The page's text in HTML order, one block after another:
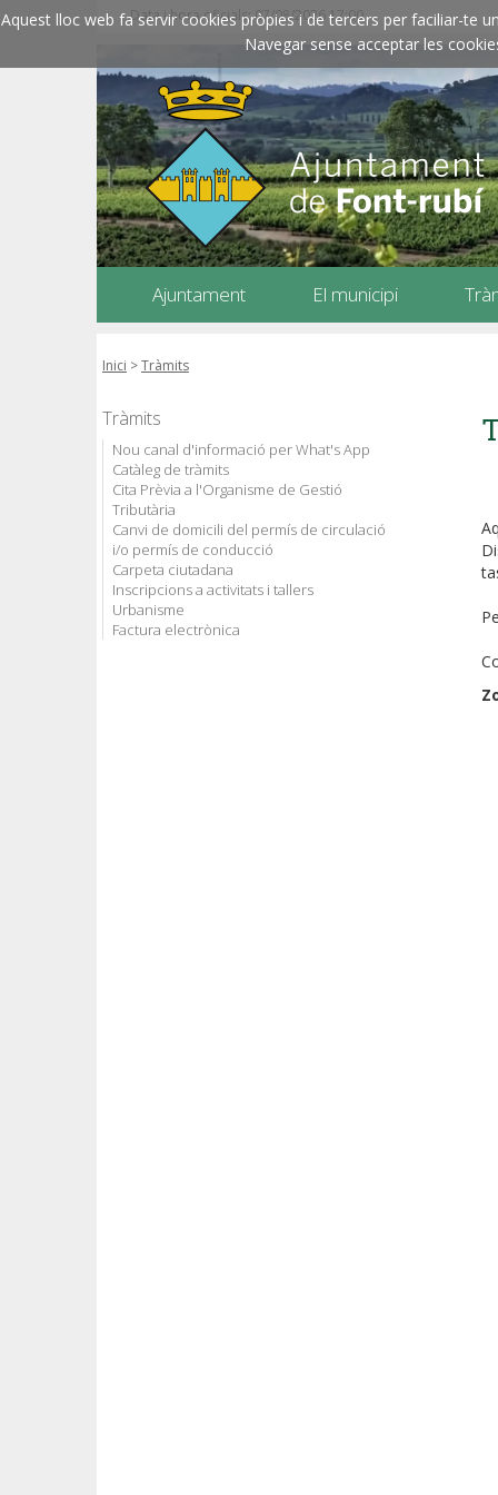
Aquest lloc web fa servir cookies pròpies i de tercers per faciliar-te
Navegar sense acceptar les
Data i hora oficials: 07/08/2026 17:00
Ajuntament El municipi
Inici >Tràmits
Tràmits
Nou canal d'informació per What's App
Catàleg de tràmits
Cita Prèvia a l'Organisme de Gestió
Tributària
Canvi de domicili del permís de circulació
i/o permís de conducció
Carpeta ciutadana
Inscripcions a activitats i tallers
Urbanisme
Factura electrònica